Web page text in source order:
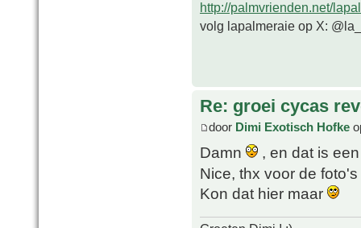
http://palmvrienden.net/
volg lapalmeraie op X:
Re: groei cycas
door Dimi Exotisch Hofke
Damn
, en dat is
Nice, thx voor de foto's
Kon dat hier maar